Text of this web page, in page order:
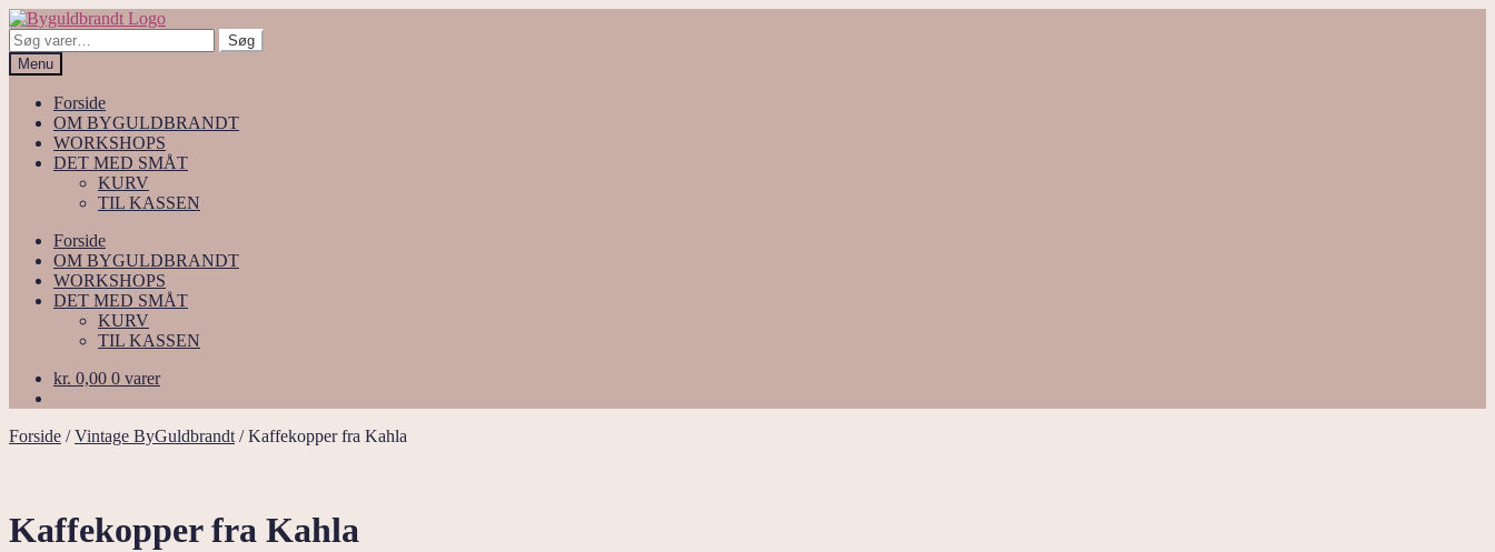
Spring
til
navigation
Spring
til
indhold
Søg
efter:
Søg
Menu
Forside
OM BYGULDBRANDT
WORKSHOPS
DET MED SMÅT
KURV
TIL KASSEN
Forside
OM BYGULDBRANDT
WORKSHOPS
DET MED SMÅT
KURV
TIL KASSEN
kr. 0,00 0 varer
Forside /Vintage ByGuldbrandt /Kaffekopper fra Kahla
Kaffekopper fra Kahla